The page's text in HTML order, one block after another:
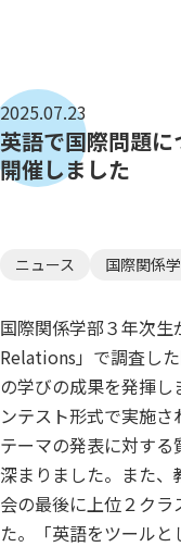
2025.07.23
英語で国際問題
開催しました
ニュース 国際関係
国際関係学部３年次
Relations」で調査し
の学びの成果を発揮
ンテスト形式で実施
テーマの発表に対す
深まりました。また
会の最後に上位２ク
た。「英語をツール